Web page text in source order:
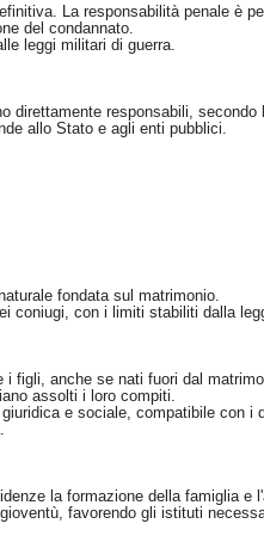
La responsabilità penale è
del condannato.
leggi militari di guerra.
direttamente responsabili,
allo Stato e agli enti pubblici.
fondata sul matrimonio.
coniugi, con i limiti stabiliti dalla
figli, anche se nati fuori dal
assolti i loro compiti.
e sociale, compatibile con i
la formazione della famiglia
favorendo gli istituti